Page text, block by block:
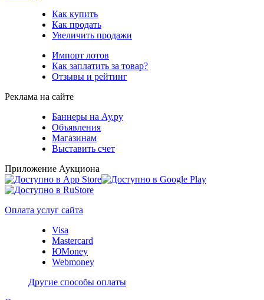
Как купить
Как продать
Увеличить продажи
Импорт лотов
Как заплатить за товар?
Отзывы и рейтинг
Реклама на сайте
Баннеры на Ау.ру
Объявления
Магазинам
Выставить счет
Приложение Аукциона
Оплата услуг сайта
Visa
Mastercard
ЮMoney
Webmoney
Другие способы оплаты